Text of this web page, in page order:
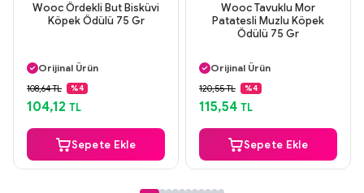
Wooc Ördekli But Bisküvi
Köpek Ödülü 75 Gr
Orijinal Ürün
Güvenli Ödeme
Aynı Gün Kargo
108,64 TL %4
104,12 TL
Sepete Ekle
Wooc Tavuklu Mor
Patatesli Muzlu Köpek
Ödülü 75 Gr
Orijinal Ürün
Güvenli Ödeme
Aynı Gün Kargo
120,55 TL %4
115,54 TL
Sepete Ekle